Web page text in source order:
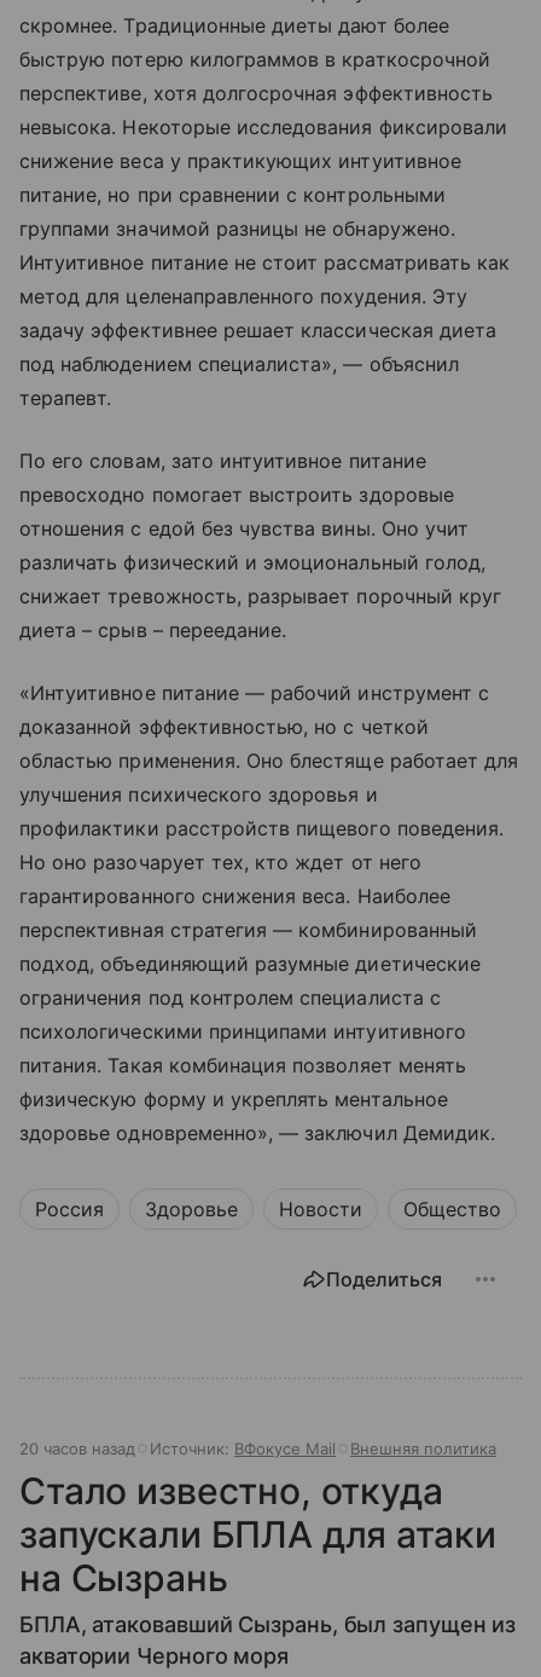
скромнее. Традиционные диеты дают более
быструю потерю килограммов в краткосрочной
перспективе, хотя долгосрочная эффективность
невысока. Некоторые исследования фиксировали
снижение веса у практикующих интуитивное
питание, но при сравнении с контрольными
группами значимой разницы не обнаружено.
Интуитивное питание не стоит рассматривать как
метод для целенаправленного похудения. Эту
задачу эффективнее решает классическая диета
под наблюдением специалиста», — объяснил
терапевт.
По его словам, зато интуитивное питание
превосходно помогает выстроить здоровые
отношения с едой без чувства вины. Оно учит
различать физический и эмоциональный голод,
снижает тревожность, разрывает порочный круг
диета – срыв – переедание.
«Интуитивное питание — рабочий инструмент с
доказанной эффективностью, но с четкой
областью применения. Оно блестяще работает для
улучшения психического здоровья и
профилактики расстройств пищевого поведения.
Но оно разочарует тех, кто ждет от него
гарантированного снижения веса. Наиболее
перспективная стратегия — комбинированный
подход, объединяющий разумные диетические
ограничения под контролем специалиста с
психологическими принципами интуитивного
питания. Такая комбинация позволяет менять
физическую форму и укреплять ментальное
здоровье одновременно», — заключил Демидик.
Россия Здоровье Новости Общество
Поделиться
20 часов назад Источник: ВФокусе Mail Внешняя политика
Стало известно, откуда
запускали БПЛА для атаки
на Сызрань
БПЛА, атаковавший Сызрань, был запущен из
акватории Черного моря